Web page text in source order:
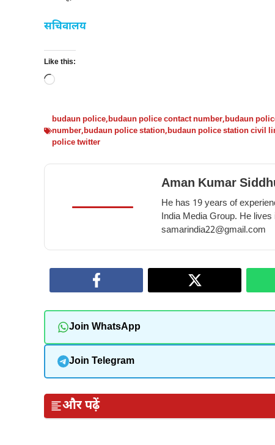
सचिवालय
Like this:
Loading…
budaun police,budaun police contact number,budaun
number,budaun police station,budaun police station civil
police twitter
Aman Kumar
He has 19 years of
India Media Group. He
samarindia22@gmail.com
Join WhatsApp
Join Telegram
और पढ़ें